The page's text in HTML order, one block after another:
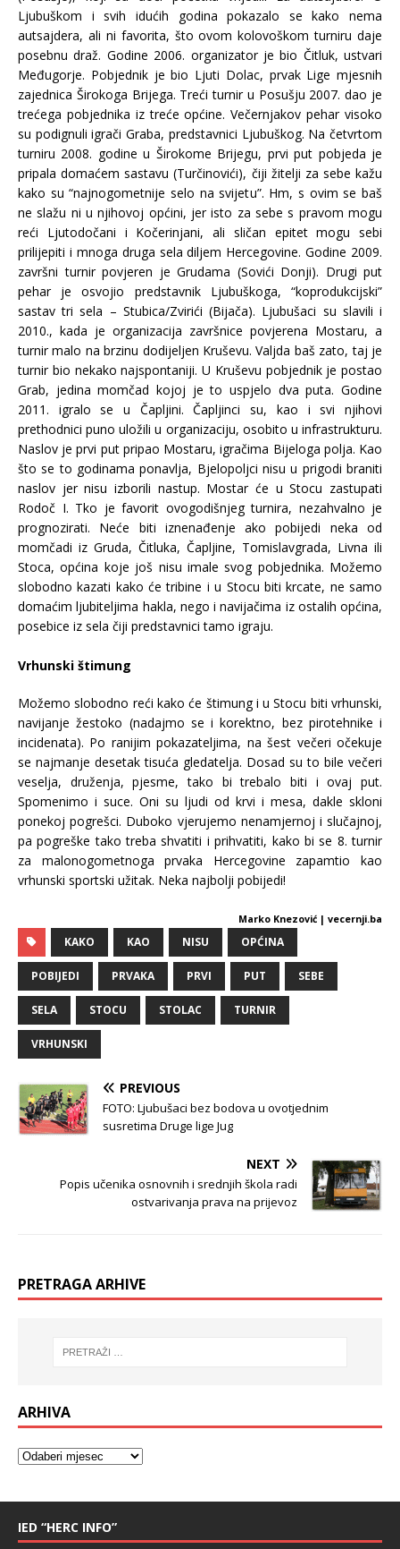
Ljubuškom i svih idućih godina pokazalo se kako nema
autsajdera, ali ni favorita, što ovom kolovoškom turniru daje
posebnu draž. Godine 2006. organizator je bio Čitluk, ustvari
Međugorje. Pobjednik je bio Ljuti Dolac, prvak Lige mjesnih
zajednica Širokoga Brijega. Treći turnir u Posušju 2007. dao je
trećega pobjednika iz treće općine. Večernjakov pehar visoko
su podignuli igrači Graba, predstavnici Ljubuškog. Na četvrtom
turniru 2008. godine u Širokome Brijegu, prvi put pobjeda je
pripala domaćem sastavu (Turčinovići), čiji žitelji za sebe kažu
kako su “najnogometnije selo na svijetu”. Hm, s ovim se baš
ne slažu ni u njihovoj općini, jer isto za sebe s pravom mogu
reći Ljutodočani i Kočerinjani, ali sličan epitet mogu sebi
prilijepiti i mnoga druga sela diljem Hercegovine. Godine 2009.
završni turnir povjeren je Grudama (Sovići Donji). Drugi put
pehar je osvojio predstavnik Ljubuškoga, “koprodukcijski”
sastav tri sela – Stubica/Zvirići (Bijača). Ljubušaci su slavili i
2010., kada je organizacija završnice povjerena Mostaru, a
turnir malo na brzinu dodijeljen Kruševu. Valjda baš zato, taj je
turnir bio nekako najspontaniji. U Kruševu pobjednik je postao
Grab, jedina momčad kojoj je to uspjelo dva puta. Godine
2011. igralo se u Čapljini. Čapljinci su, kao i svi njihovi
prethodnici puno uložili u organizaciju, osobito u infrastrukturu.
Naslov je prvi put pripao Mostaru, igračima Bijeloga polja. Kao
što se to godinama ponavlja, Bjelopoljci nisu u prigodi braniti
naslov jer nisu izborili nastup. Mostar će u Stocu zastupati
Rodoč I. Tko je favorit ovogodišnjeg turnira, nezahvalno je
prognozirati. Neće biti iznenađenje ako pobijedi neka od
momčadi iz Gruda, Čitluka, Čapljine, Tomislavgrada, Livna ili
Stoca, općina koje još nisu imale svog pobjednika. Možemo
slobodno kazati kako će tribine i u Stocu biti krcate, ne samo
domaćim ljubiteljima hakla, nego i navijačima iz ostalih općina,
posebice iz sela čiji predstavnici tamo igraju.
Vrhunski štimung
Možemo slobodno reći kako će štimung i u Stocu biti vrhunski,
navijanje žestoko (nadajmo se i korektno, bez pirotehnike i
incidenata). Po ranijim pokazateljima, na šest večeri očekuje
se najmanje desetak tisuća gledatelja. Dosad su to bile večeri
veselja, druženja, pjesme, tako bi trebalo biti i ovaj put.
Spomenimo i suce. Oni su ljudi od krvi i mesa, dakle skloni
ponekoj pogrešci. Duboko vjerujemo nenamjernoj i slučajnoj,
pa pogreške tako treba shvatiti i prihvatiti, kako bi se 8. turnir
za malonogometnoga prvaka Hercegovine zapamtio kao
vrhunski sportski užitak. Neka najbolji pobijedi!
Marko Knezović | vecernji.ba
KAKO KAO NISU OPĆINA
POBIJEDI PRVAKA PRVI PUT SEBE
SELA STOCU STOLAC TURNIR
VRHUNSKI
PREVIOUS
FOTO: Ljubušaci bez bodova u ovotjednim
susretima Druge lige Jug
NEXT
Popis učenika osnovnih i srednjih škola radi
ostvarivanja prava na prijevoz
PRETRAGA ARHIVE
ARHIVA
IED “HERC INFO”